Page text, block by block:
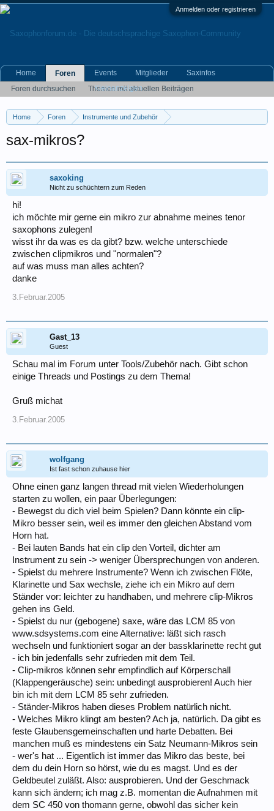
Anmelden oder registrieren
Home Foren
Instrumente und Zubehör
sax-mikros?
saxoking
Nicht zu schüchtern zum Reden
hi!
ich möchte mir gerne ein mikro zur abnahme meines tenor
saxophons zulegen!
wisst ihr da was es da gibt? bzw. welche unterschiede
zwischen clipmikros und "normalen"?
auf was muss man alles achten?
danke
3.Februar.2005
Gast_13
Guest
Schau mal im Forum unter Tools/Zubehör nach. Gibt schon
einige Threads und Postings zu dem Thema!
Gruß michat
3.Februar.2005
wolfgang
Ist fast schon zuhause hier
Ohne einen ganz langen thread mit vielen Wiederholungen
starten zu wollen, ein paar Überlegungen:
- Bewegst du dich viel beim Spielen? Dann könnte ein clip-
Mikro besser sein, weil es immer den gleichen Abstand vom
Horn hat.
- Bei lauten Bands hat ein clip den Vorteil, dichter am
Instrument zu sein -> weniger Übersprechungen von anderen.
- Spielst du mehrere Instrumente? Wenn ich zwischen Flöte,
Klarinette und Sax wechsle, ziehe ich ein Mikro auf dem
Ständer vor: leichter zu handhaben, und mehrere clip-Mikros
gehen ins Geld.
- Spielst du nur (gebogene) saxe, wäre das LCM 85 von
www.sdsystems.com eine Alternative: läßt sich rasch
wechseln und funktioniert sogar an der bassklarinette recht gut
- ich bin jedenfalls sehr zufrieden mit dem Teil.
- Clip-mikros können sehr empfindlich auf Körperschall
(Klappengeräusche) sein: unbedingt ausprobieren! Auch hier
bin ich mit dem LCM 85 sehr zufrieden.
- Ständer-Mikros haben dieses Problem natürlich nicht.
- Welches Mikro klingt am besten? Ach ja, natürlich. Da gibt es
feste Glaubensgemeinschaften und harte Debatten. Bei
manchen muß es mindestens ein Satz Neumann-Mikros sein
- wer's hat ... Eigentlich ist immer das Mikro das beste, bei
dem du dein Horn so hörst, wie du es magst. Und es der
Geldbeutel zuläßt. Also: ausprobieren. Und der Geschmack
kann sich ändern; ich mag z.B. momentan die Aufnahmen mit
dem SC 450 von thomann gerne, obwohl das sicher kein
Home
Foren
Foren durchsuchen
Themen mit aktuellen Beiträgen
Events Mitglieder
Saxinfos
Kleinanzeigen